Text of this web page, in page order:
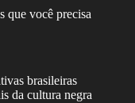
que você precisa
brasileiras
da cultura negra